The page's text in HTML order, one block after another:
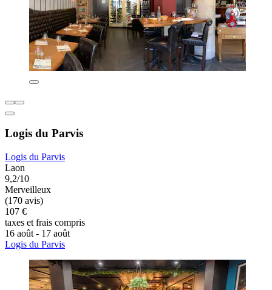
Logis du Parvis
Logis du Parvis
Laon
9,2/10
Merveilleux
(170 avis)
107 €
taxes et frais compris
16 août - 17 août
Logis du Parvis